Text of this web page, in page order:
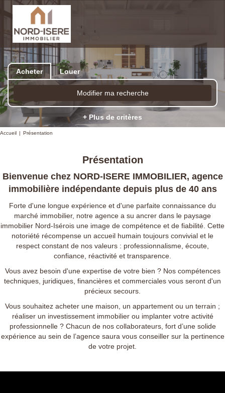
Acheter Louer
Modifier ma recherche
+ Plus de critères
Accueil Présentation
Présentation
Bienvenue chez NORD-ISERE IMMOBILIER, agence
immobilière indépendante depuis plus de 40 ans
Forte d'une longue expérience et d'une parfaite connaissance du
marché immobilier, notre agence a su ancrer dans le paysage
immobilier Nord-Isérois une image de compétence et de fiabilité. Cette
notoriété récompense un accueil humain toujours convivial et le
respect constant de nos valeurs : professionnalisme, écoute,
confiance, réactivité et transparence.
Vous avez besoin d'une expertise de votre bien ? Nos compétences
techniques, juridiques, financières et commerciales vous seront d'un
précieux secours.
Vous souhaitez acheter une maison, un appartement ou un terrain ;
réaliser un investissement immobilier ou implanter votre activité
professionnelle ? Chacun de nos collaborateurs, fort d’une solide
expérience au sein de l’agence saura vous conseiller sur la pertinence
de votre projet.